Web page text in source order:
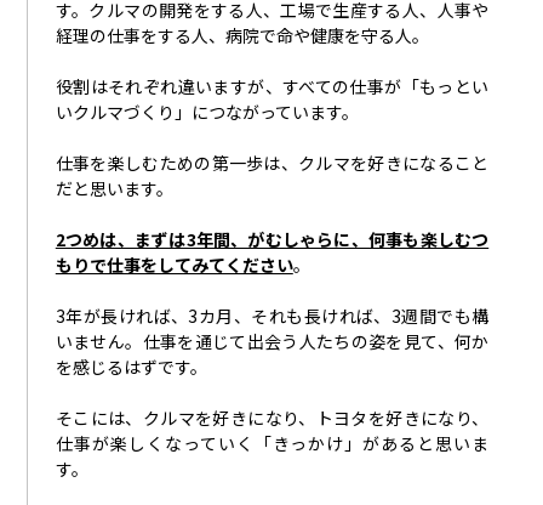
す。クルマの開発をする人、工場で生産する人、人事や
経理の仕事をする人、病院で命や健康を守る人。
役割はそれぞれ違いますが、すべての仕事が「もっとい
いクルマづくり」につながっています。
仕事を楽しむための第一歩は、クルマを好きになること
だと思います。
2つめは、まずは3年間、がむしゃらに、何事も楽しむつ
もりで仕事をしてみてください。
3年が長ければ、3カ月、それも長ければ、3週間でも構
いません。仕事を通じて出会う人たちの姿を見て、何か
を感じるはずです。
そこには、クルマを好きになり、トヨタを好きになり、
仕事が楽しくなっていく「きっかけ」があると思いま
す。